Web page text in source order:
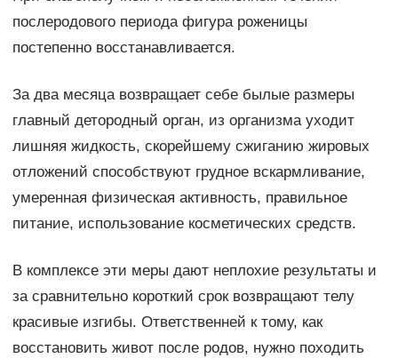
послеродового периода фигура роженицы
постепенно восстанавливается.
За два месяца возвращает себе былые размеры
главный детородный орган, из организма уходит
лишняя жидкость, скорейшему сжиганию жировых
отложений способствуют грудное вскармливание,
умеренная физическая активность, правильное
питание, использование косметических средств.
В комплексе эти меры дают неплохие результаты и
за сравнительно короткий срок возвращают телу
красивые изгибы. Ответственней к тому, как
восстановить живот после родов, нужно походить